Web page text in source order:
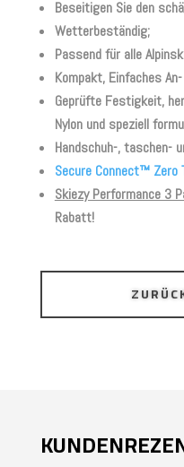
x
Bundle
(3)
Menge
Beseitigen Sie den
Wetterbeständig;
Passend für alle
Kompakt, Einfaches
Geprüfte Festigkeit,
Nylon und speziell
Handschuh-, taschen-
Secure Connect™ Zero
Skiezy Performance 3
Rabatt!